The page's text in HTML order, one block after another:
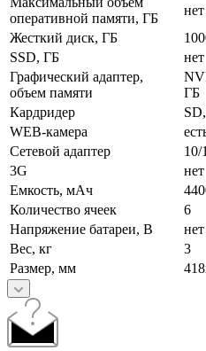
оперативной памяти, ГБ
Жесткий диск, ГБ
SSD, ГБ
нет
Графический адаптер,
объем памяти
ГБ
Кардридер
WEB-камера
Сетевой адаптер
10/
3G
нет
Емкость, мАч
Количество ячеек
6
Напряжение батареи, В
Вес, кг
3
Размер, мм